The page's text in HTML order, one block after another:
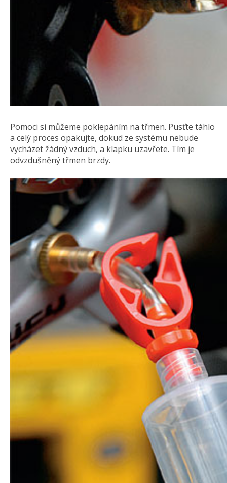
Pomoci si můžeme poklepáním na třmen. Pusťte táhlo
a celý proces opakujte, dokud ze systému nebude
vycházet žádný vzduch, a klapku uzavřete. Tím je
odvzdušněný třmen brzdy.